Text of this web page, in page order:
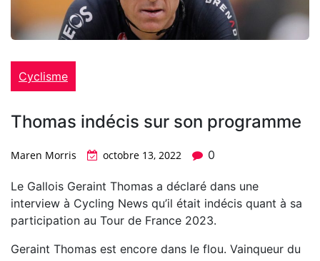
Cyclisme
Thomas indécis sur son programme
Maren Morris octobre 13, 2022 0
Le Gallois Geraint Thomas a déclaré dans une
interview à Cycling News qu’il était indécis quant à sa
participation au Tour de France 2023.
Geraint Thomas est encore dans le flou. Vainqueur du